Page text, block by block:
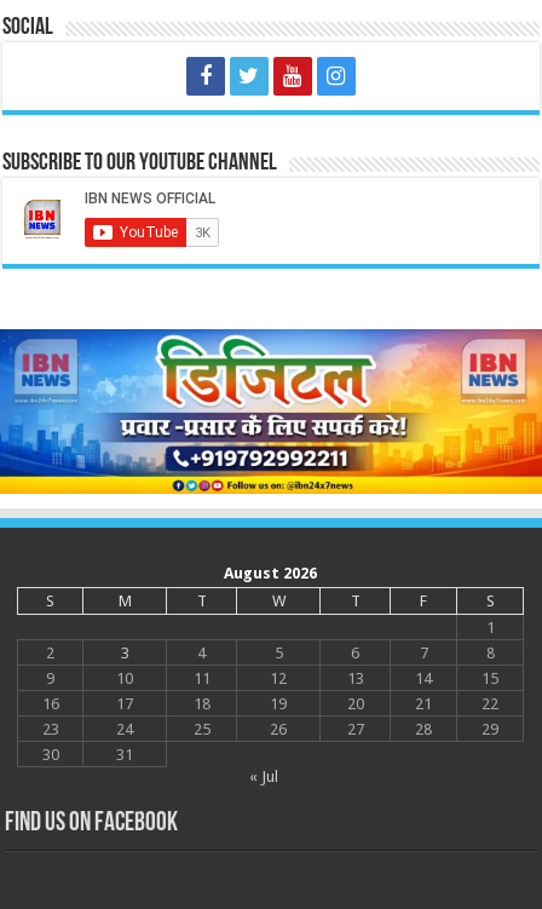
Social
Subscribe to our Youtube Channel
August 2026
S
M T W T F
S
1
2
3 4 5 6 7
8
9
10 11 12 13 14
15
16
17 18 19 20 21
22
23
24 25 26 27 28
29
30
31
« Jul
Find us on Facebook